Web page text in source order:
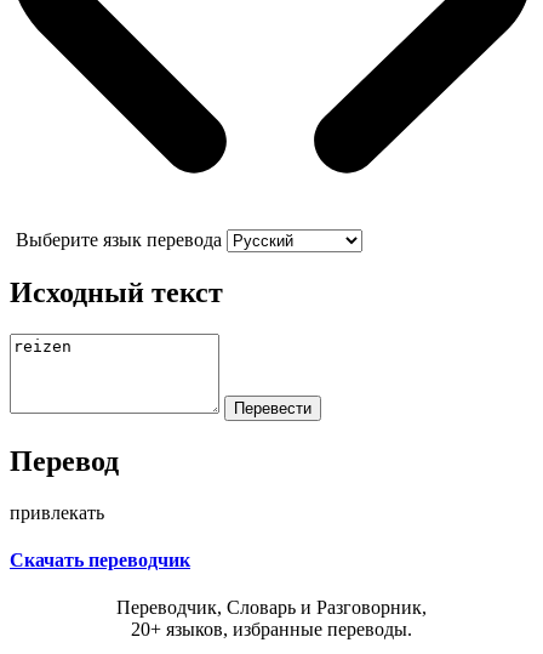
Выберите язык перевода
Исходный текст
Перевод
привлекать
Скачать переводчик
Переводчик, Словарь и Разговорник,
20+ языков, избранные переводы.